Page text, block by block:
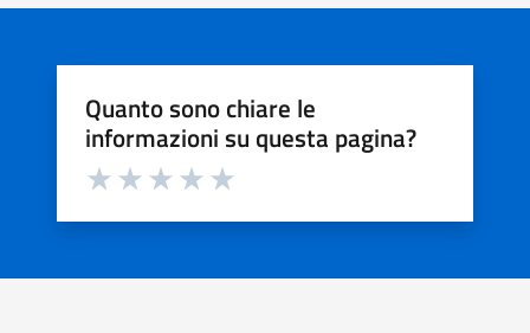
Quanto sono chiare le
informazioni su questa pagina?
Valuta da 1 a 5 stelle la pagina